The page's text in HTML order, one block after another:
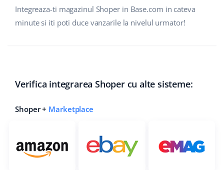
Integreaza-ti magazinul Shoper in Base.com in cateva
minute si iti poti duce vanzarile la nivelul urmator!
Verifica integrarea Shoper cu alte sisteme:
Shoper + Marketplace